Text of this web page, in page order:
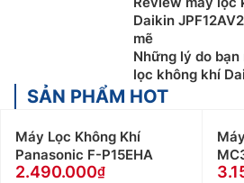
Daikin
mẽ
Những lý do
lọc không khí
SẢN PHẨM HOT
Máy Lọc Không Khí
Panasonic F-P15EHA
2.490.000